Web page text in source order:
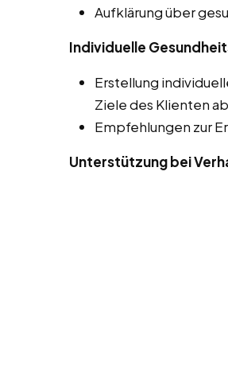
Aufklärung über
Individuelle
Erstellung
Ziele des Klienten
Empfehlungen zur
Unterstützung bei